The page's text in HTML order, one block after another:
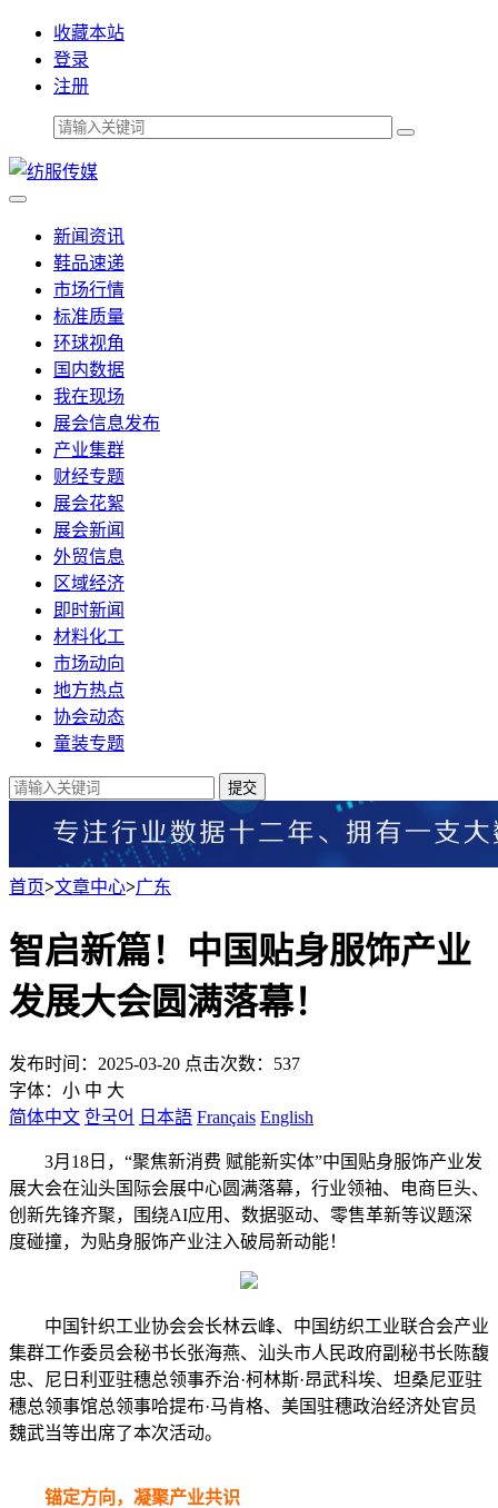
收藏本站
登录
注册
新闻资讯
鞋品速递
市场行情
标准质量
环球视角
国内数据
我在现场
展会信息发布
产业集群
财经专题
展会花絮
展会新闻
外贸信息
区域经济
即时新闻
材料化工
市场动向
地方热点
协会动态
童装专题
提交
首页>文章中心>广东
智启新篇！中国贴身服饰产业
发展大会圆满落幕！
发布时间：2025-03-20 点击次数：537
字体： 小 中 大
简体中文 한국어 日本語 Français English
3月18日，“聚焦新消费 赋能新实体”中国贴身服饰产业发
展大会在汕头国际会展中心圆满落幕，行业领袖、电商巨头、
创新先锋齐聚，围绕AI应用、数据驱动、零售革新等议题深
度碰撞，为贴身服饰产业注入破局新动能！
中国针织工业协会会长林云峰、中国纺织工业联合会产业
集群工作委员会秘书长张海燕、汕头市人民政府副秘书长陈馥
忠、尼日利亚驻穗总领事乔治·柯林斯·昂武科埃、坦桑尼亚驻
穗总领事馆总领事哈提布·马肯格、美国驻穗政治经济处官员
魏武当等出席了本次活动。
锚定方向，凝聚产业共识